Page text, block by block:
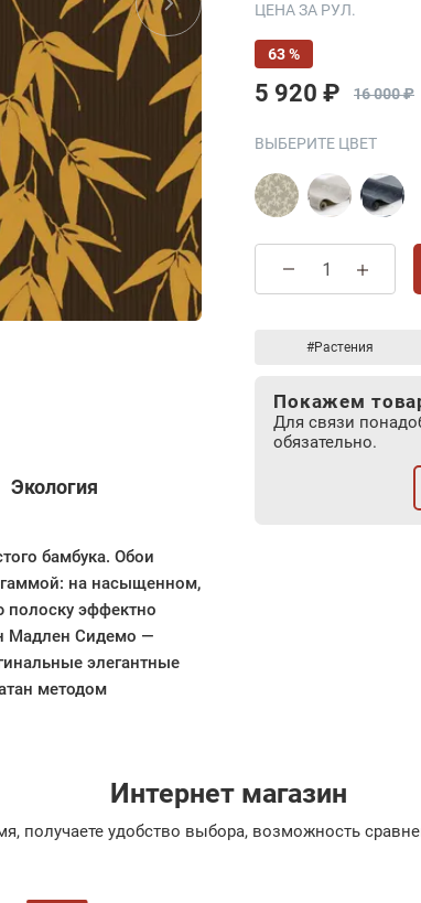
Экология
бамбука. Обои
гаммой: на насыщенном,
эффектно
Мадлен Сидемо —
элегантные
методом
ЦЕНА ЗА РУЛ.
63 %
5 920 ₽ 16 000 ₽
ВЫБЕРИТЕ ЦВЕТ
#Растения
Покажем
Для связи
обязательно.
Интернет магазин
удобство выбора, возможность